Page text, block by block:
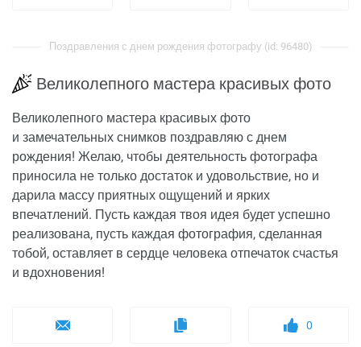
Поздравления с днем рождения фотографу (id: 96480)
Великолепного мастера красивых фото
Великолепного мастера красивых фото
и замечательных снимков поздравляю с днем
рождения! Желаю, чтобы деятельность фотографа
приносила не только достаток и удовольствие, но и
дарила массу приятных ощущений и ярких
впечатлений. Пусть каждая твоя идея будет успешно
реализована, пусть каждая фотография, сделанная
тобой, оставляет в сердце человека отпечаток счастья
и вдохновения!
0